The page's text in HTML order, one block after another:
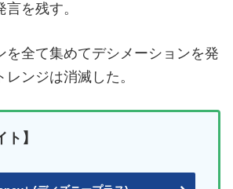
を残す。
を全て集めてデシメーションを発
ンジは消滅した。
ト】